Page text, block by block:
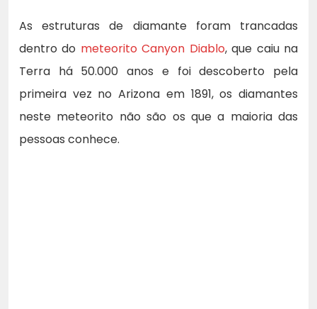
As estruturas de diamante foram trancadas
dentro do meteorito Canyon Diablo, que caiu na
Terra há 50.000 anos e foi descoberto pela
primeira vez no Arizona em 1891, os diamantes
neste meteorito não são os que a maioria das
pessoas conhece.